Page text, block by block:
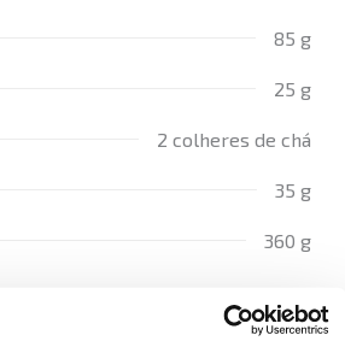
85 g
25 g
2 colheres de chá
35 g
360 g